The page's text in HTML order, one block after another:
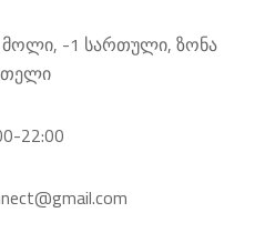
-1 სართული, ზონა
22:00